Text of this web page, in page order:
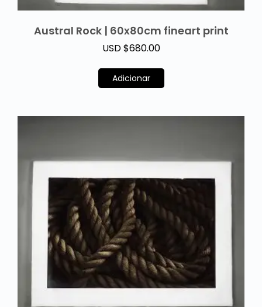
Austral Rock | 60x80cm fineart print
USD $680.00
Adicionar